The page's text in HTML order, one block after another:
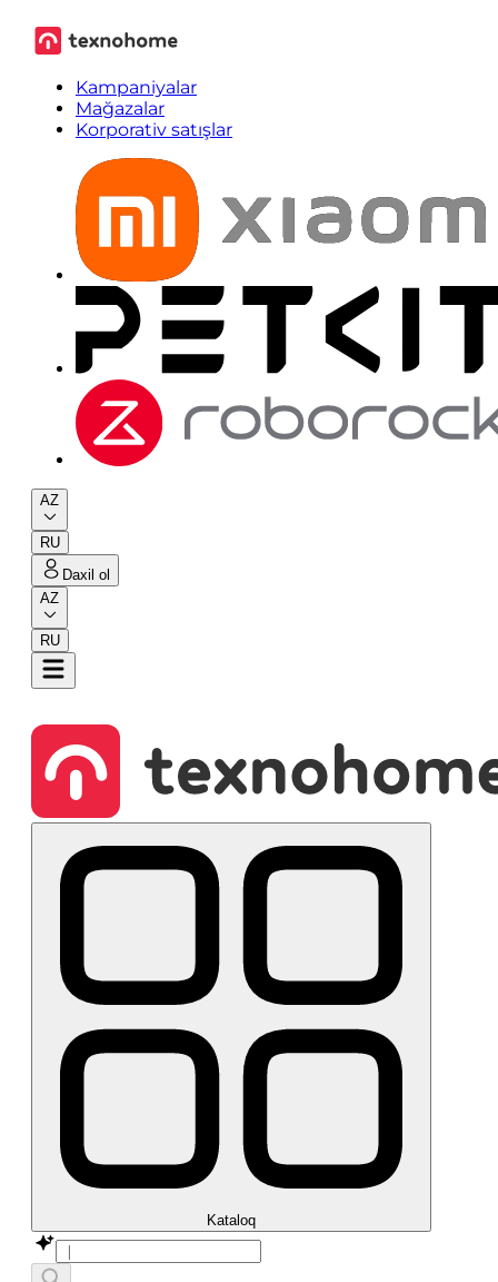
Kampaniyalar
Mağazalar
Korporativ satışlar
AZ
RU
Daxil ol
AZ
RU
Kataloq